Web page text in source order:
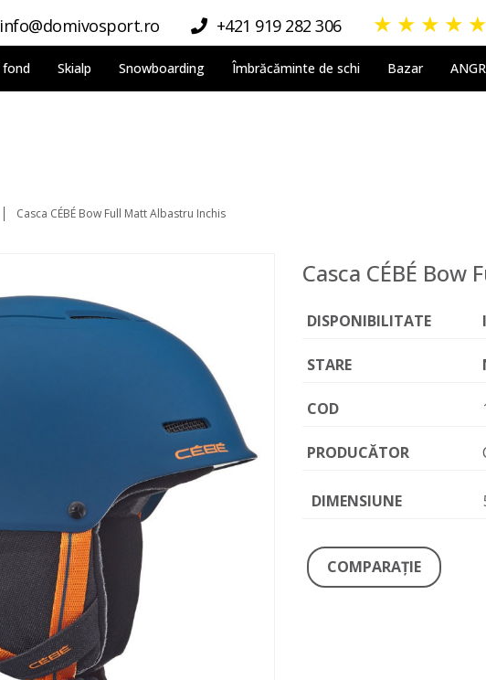
info@domivosport.ro +421 919 282 306 ★ ★ ★ ★ ★
fond Skialp Snowboarding Îmbrăcăminte de schi Bazar
Casca CÉBÉ Bow Full Matt Albastru Inchis
Casca CÉBÉ
DISPONIBILITATE
STARE
COD
PRODUCĂTOR
DIMENSIUNE
COMPARAŢIE